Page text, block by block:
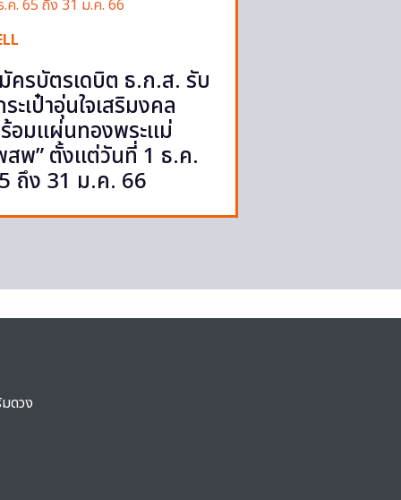
ครบัตรเดบิต ธ.ก.ส. รับ
ระเป๋าอุ่นใจเสริมงคล
อมแผ่นทองพระแม่
สพ” ตั้งแต่วันที่ 1 ธ.ค.
ถึง 31 ม.ค. 66
ดวง